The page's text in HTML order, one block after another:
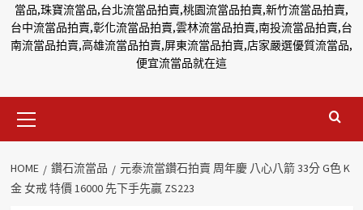
當品,珠寶流當品,台北流當品拍賣,桃園流當品拍賣,新竹流當品拍賣,
台中流當品拍賣,彰化流當品拍賣,雲林流當品拍賣,南投流當品拍賣,台
南流當品拍賣,高雄流當品拍賣,屏東流當品拍賣,店家嚴選優質流當品,
便宜流當品就在這
Menu
HOME 鑽石流當品
元泰流當鑽石拍賣 周年慶 八心八箭 33分 G色 K
金 女戒 特價 16000 先下手先贏 ZS223